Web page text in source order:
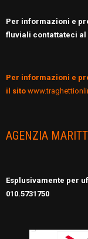
Per informazioni e
fluviali contattateci al
Per informazioni e
il sito
AGENZIA
Esplusivamente per
010.5731750